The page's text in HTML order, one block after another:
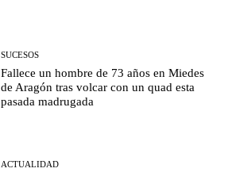
SUCESOS
Fallece un hombre de 73 años en Miedes
de Aragón tras volcar con un quad esta
pasada madrugada
ACTUALIDAD